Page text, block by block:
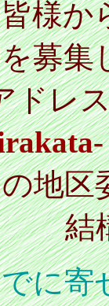
様か
募集
ドレ
地区
結
に寄